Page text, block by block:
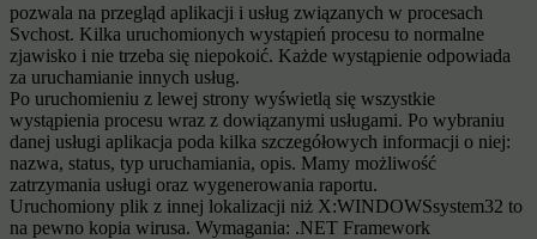
pozwala na przegląd aplikacji i usług związanych w procesach
Svchost. Kilka uruchomionych wystąpień procesu to normalne
zjawisko i nie trzeba się niepokoić. Każde wystąpienie odpowiada
za uruchamianie innych usług.
Po uruchomieniu z lewej strony wyświetlą się wszystkie
wystąpienia procesu wraz z dowiązanymi usługami. Po wybraniu
danej usługi aplikacja poda kilka szczegółowych informacji o niej:
nazwa, status, typ uruchamiania, opis. Mamy możliwość
zatrzymania usługi oraz wygenerowania raportu.
Uruchomiony plik z innej lokalizacji niż X:WINDOWSsystem32 to
na pewno kopia wirusa. Wymagania: .NET Framework